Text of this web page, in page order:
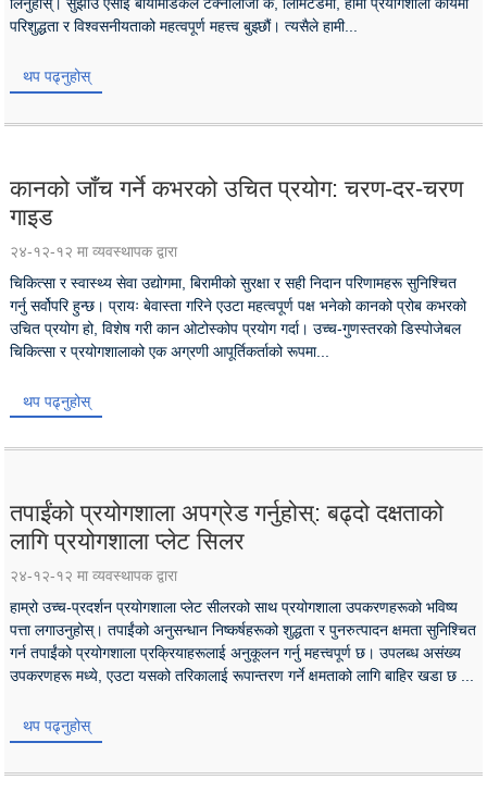
परिशुद्धता र विश्वसनीयताको महत्वपूर्ण महत्त्व बुझ्छौं। त्यसैले हामी...
थप पढ्नुहोस्
कानको जाँच गर्ने कभरको उचित प्रयोग: चरण-दर-चरण
गाइड
२४-१२-१२ मा व्यवस्थापक द्वारा
चिकित्सा र स्वास्थ्य सेवा उद्योगमा, बिरामीको सुरक्षा र सही निदान परिणामहरू सुनिश्चित
गर्नु सर्वोपरि हुन्छ। प्रायः बेवास्ता गरिने एउटा महत्वपूर्ण पक्ष भनेको कानको प्रोब कभरको
उचित प्रयोग हो, विशेष गरी कान ओटोस्कोप प्रयोग गर्दा। उच्च-गुणस्तरको डिस्पोजेबल
चिकित्सा र प्रयोगशालाको एक अग्रणी आपूर्तिकर्ताको रूपमा...
थप पढ्नुहोस्
तपाईंको प्रयोगशाला अपग्रेड गर्नुहोस्: बढ्दो दक्षताको
लागि प्रयोगशाला प्लेट सिलर
२४-१२-१२ मा व्यवस्थापक द्वारा
हाम्रो उच्च-प्रदर्शन प्रयोगशाला प्लेट सीलरको साथ प्रयोगशाला उपकरणहरूको भविष्य
पत्ता लगाउनुहोस्। तपाईंको अनुसन्धान निष्कर्षहरूको शुद्धता र पुनरुत्पादन क्षमता सुनिश्चित
गर्न तपाईंको प्रयोगशाला प्रक्रियाहरूलाई अनुकूलन गर्नु महत्त्वपूर्ण छ। उपलब्ध असंख्य
उपकरणहरू मध्ये, एउटा यसको तरिकालाई रूपान्तरण गर्ने क्षमताको लागि बाहिर खडा छ ...
थप पढ्नुहोस्